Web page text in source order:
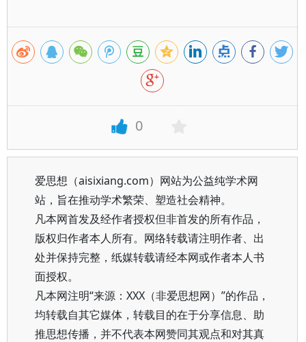
0
爱思想（aisixiang.com）网站为公益纯学术网
站，旨在推动学术繁荣、塑造社会精神。
凡本网首发及经作者授权但非首发的所有作品，
版权归作者本人所有。网络转载请注明作者、出
处并保持完整，纸媒转载请经本网或作者本人书
面授权。
凡本网注明“来源：XXX（非爱思想网）”的作品，
均转载自其它媒体，转载目的在于分享信息、助
推思想传播，并不代表本网赞同其观点和对其真